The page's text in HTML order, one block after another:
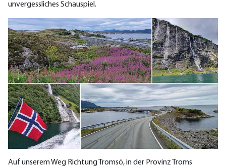
unvergessliches Schauspiel.
Auf unserem Weg Richtung Tromsö, in der Provinz Troms